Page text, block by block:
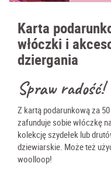
Karta
włóczki i
dziergania
Spraw radość!
Z kartą podarunkową za
zafunduje sobie włóczkę
kolekcję szydełek lub
dziewiarskie. Może też
woolloop!